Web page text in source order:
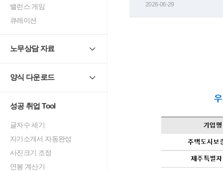
밸런스 게임
큐레이션
노무상담 자료
양식 다운로드
성공 취업 Tool
글자수 세기
자기소개서 자동완성
사진크기 조정
연봉 계산기
2026-06-29